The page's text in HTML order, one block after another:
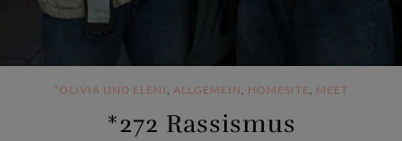
*OLIVIA UND ELENI , ALLGEMEIN, HOMESITE, MEET
*272 Rassismus